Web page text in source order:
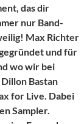
das dir
nur Band-
Max Richter
und für
wo wir bei
Bastan
for Live. Dabei
Sampler.